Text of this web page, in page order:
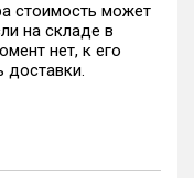
стоимость может
на складе в
нет, к его
доставки.